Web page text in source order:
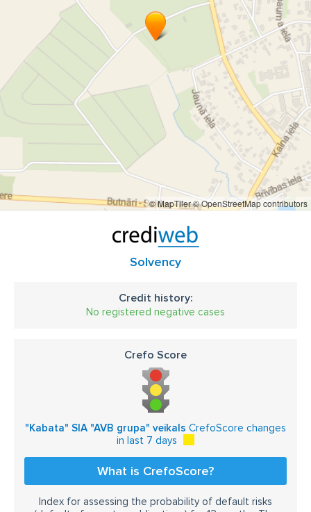
© MapTiler© OpenStreetMap contributors
Solvency
Credit history:
No registered negative cases
Crefo Score
"Kabata" SIA "AVB grupa" veikals CrefoScore changes
in last 7 days
What is CrefoScore?
Index for assessing the probability of default risks